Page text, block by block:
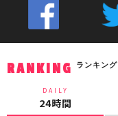
RANKING ランキング
DAILY
24時間